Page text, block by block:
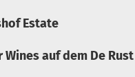
Estate
Wines auf dem De